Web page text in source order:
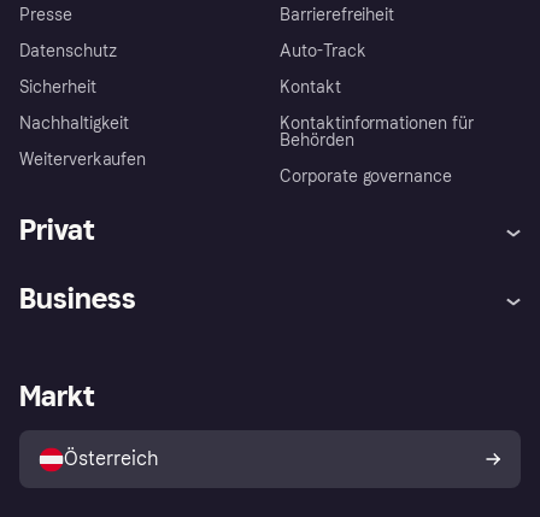
Presse
Datenschutz
Sicherheit
Nachhaltigkeit
Weiterverkaufen
Barrierefreiheit
Auto-Track
Kontakt
Kontaktinformationen für
Behörden
Corporate governance
Privat
Shops entdecken
Business
Händlerportal
Markt
Österreich